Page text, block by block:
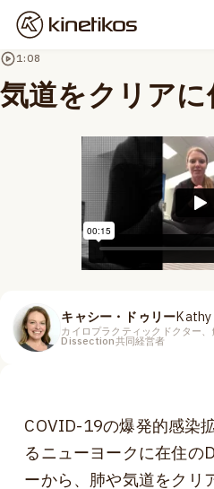
1:08
気道をクリアに
キャシー・ドゥリー
カイロプラクティックドクター
Dissection共同経営者
COVID-19の爆発的感染
るニューヨークに在住の
ーから、肺や気道をクリ